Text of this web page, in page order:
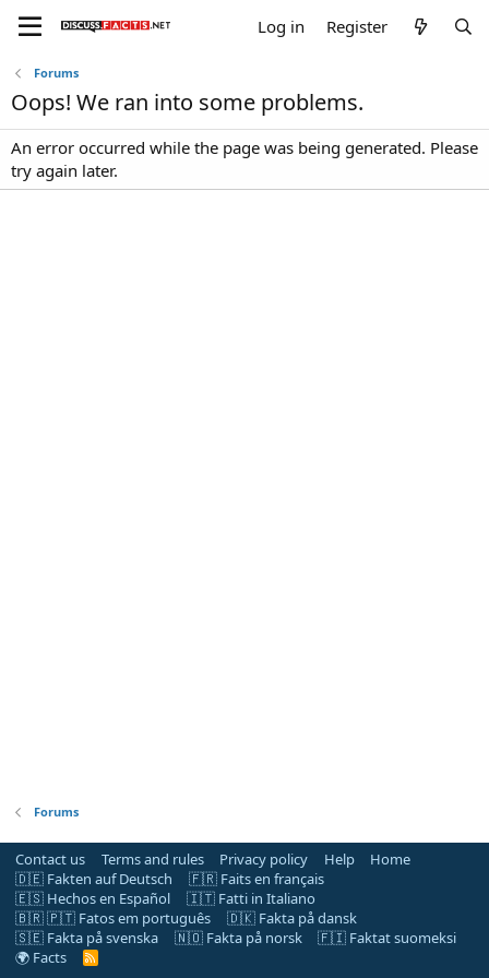
Log in Register
Forums
Oops! We ran into some problems.
An error occurred while the page was being generated. Please
try again later.
Forums
Contact us Terms and rules Privacy policy Help
Home
🇩🇪 Fakten auf Deutsch
🇫🇷 Faits en français
🇪🇸 Hechos en Español
🇮🇹 Fatti in Italiano
🇧🇷 🇵🇹 Fatos em português
🇩🇰 Fakta på dansk
🇸🇪 Fakta på svenska
🇳🇴 Fakta på norsk
🇫🇮 Faktat suomeksi
🌍 Facts
R